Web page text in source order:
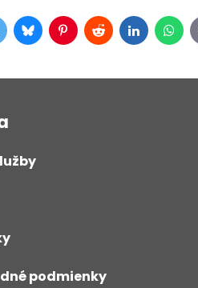
BlueskyPinterest
RedditLinkedIn
podmienky